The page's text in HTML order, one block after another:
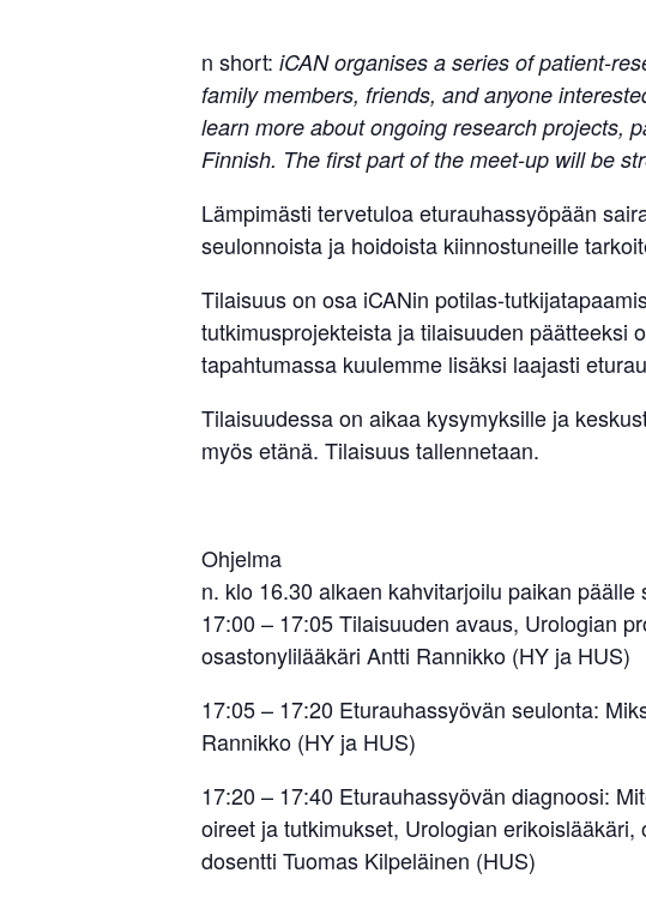
n short: iCAN organises a series of patient-
family members, friends, and anyone
learn more about ongoing research projects,
Finnish. The first part of the meet-up will be
Lämpimästi tervetuloa eturauhassyöpään
seulonnoista ja hoidoista kiinnostuneille
Tilaisuus on osa iCANin potilas-
tutkimusprojekteista ja tilaisuuden päätteeksi
tapahtumassa kuulemme lisäksi laajasti
Tilaisuudessa on aikaa kysymyksille ja
myös etänä. Tilaisuus tallennetaan.
Ohjelma
n. klo 16.30 alkaen kahvitarjoilu paikan päälle
17:00 – 17:05 Tilaisuuden avaus, Urologian
osastonylilääkäri Antti Rannikko (HY ja HUS)
17:05 – 17:20 Eturauhassyövän seulonta:
Rannikko (HY ja HUS)
17:20 – 17:40 Eturauhassyövän diagnoosi:
oireet ja tutkimukset, Urologian erikoislääkäri,
dosentti Tuomas Kilpeläinen (HUS)